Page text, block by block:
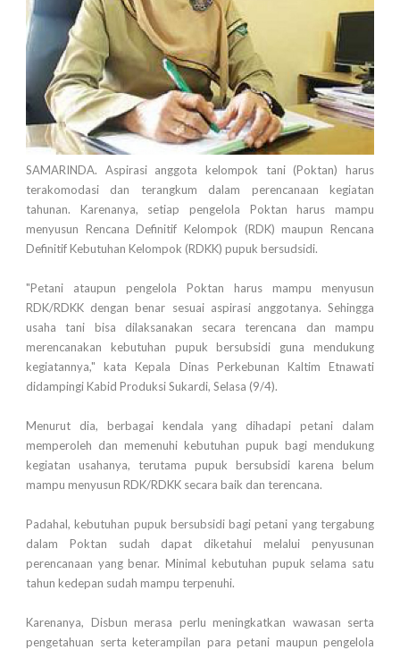
SAMARINDA. Aspirasi anggota kelompok tani (Poktan) harus
terakomodasi dan terangkum dalam perencanaan kegiatan
tahunan. Karenanya, setiap pengelola Poktan harus mampu
menyusun Rencana Definitif Kelompok (RDK) maupun Rencana
Definitif Kebutuhan Kelompok (RDKK) pupuk bersudsidi.
"Petani ataupun pengelola Poktan harus mampu menyusun
RDK/RDKK dengan benar sesuai aspirasi anggotanya. Sehingga
usaha tani bisa dilaksanakan secara terencana dan mampu
merencanakan kebutuhan pupuk bersubsidi guna mendukung
kegiatannya," kata Kepala Dinas Perkebunan Kaltim Etnawati
didampingi Kabid Produksi Sukardi, Selasa (9/4).
Menurut dia, berbagai kendala yang dihadapi petani dalam
memperoleh dan memenuhi kebutuhan pupuk bagi mendukung
kegiatan usahanya, terutama pupuk bersubsidi karena belum
mampu menyusun RDK/RDKK secara baik dan terencana.
Padahal, kebutuhan pupuk bersubsidi bagi petani yang tergabung
dalam Poktan sudah dapat diketahui melalui penyusunan
perencanaan yang benar. Minimal kebutuhan pupuk selama satu
tahun kedepan sudah mampu terpenuhi.
Karenanya, Disbun merasa perlu meningkatkan wawasan serta
pengetahuan serta keterampilan para petani maupun pengelola